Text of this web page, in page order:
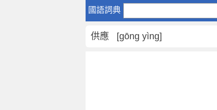
國語詞典
供
是
什
供應 [gōng yìng]